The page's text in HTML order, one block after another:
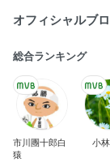
オフィシャルブ
総合ランキング
市川團十郎白
猿
小